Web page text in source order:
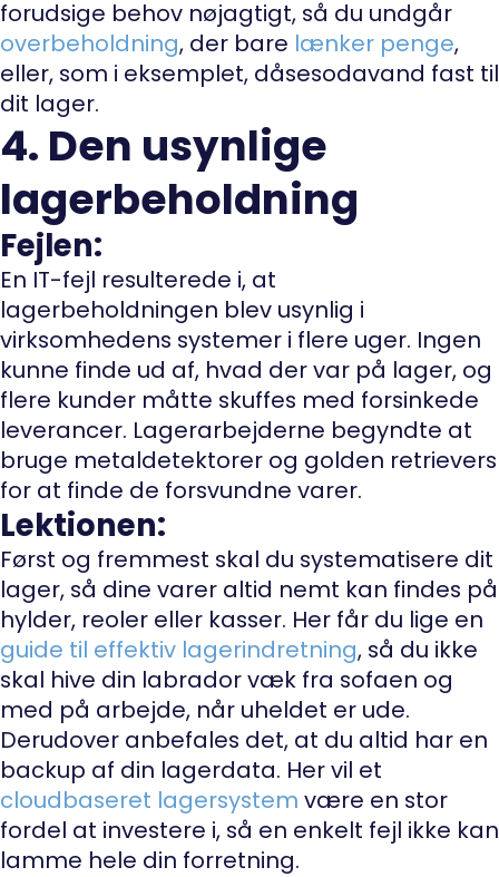
forudsige behov nøjagtigt, så du undgår
overbeholdning, der bare lænker penge,
eller, som i eksemplet, dåsesodavand fast til
dit lager.
4. Den usynlige
lagerbeholdning
Fejlen:
En IT-fejl resulterede i, at
lagerbeholdningen blev usynlig i
virksomhedens systemer i flere uger. Ingen
kunne finde ud af, hvad der var på lager, og
flere kunder måtte skuffes med forsinkede
leverancer. Lagerarbejderne begyndte at
bruge metaldetektorer og golden retrievers
for at finde de forsvundne varer.
Lektionen:
Først og fremmest skal du systematisere dit
lager, så dine varer altid nemt kan findes på
hylder, reoler eller kasser. Her får du lige en
guide til effektiv lagerindretning, så du ikke
skal hive din labrador væk fra sofaen og
med på arbejde, når uheldet er ude.
Derudover anbefales det, at du altid har en
backup af din lagerdata. Her vil et
cloudbaseret lagersystem være en stor
fordel at investere i, så en enkelt fejl ikke kan
lamme hele din forretning.